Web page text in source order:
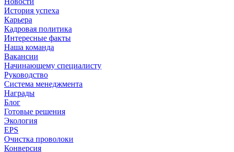
История успеха
Карьера
Кадровая политика
Интересные факты
Наша команда
Вакансии
Начинающему специалисту
Руководство
Система менеджмента
Награды
Блог
Готовые решения
Экология
EPS
Очистка проволоки
Конверсия